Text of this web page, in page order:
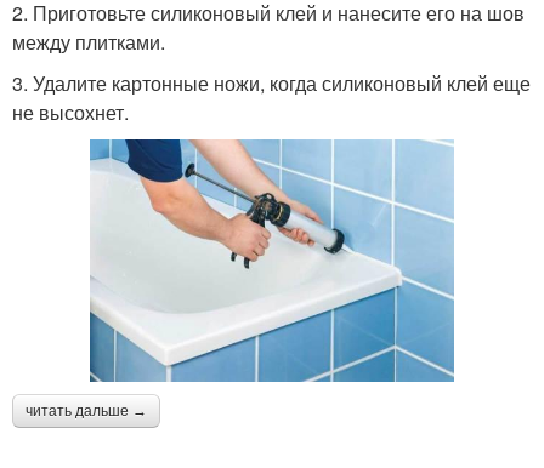
2. Приготовьте силиконовый клей и нанесите его на шов
между плитками.
3. Удалите картонные ножи, когда силиконовый клей еще
не высохнет.
читать дальше →